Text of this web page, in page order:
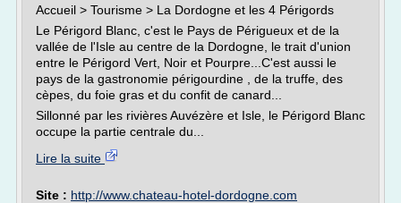
Accueil > Tourisme > La Dordogne et les 4 Périgords
Le Périgord Blanc, c'est le Pays de Périgueux et de la
vallée de l'Isle au centre de la Dordogne, le trait d'union
entre le Périgord Vert, Noir et Pourpre...C'est aussi le
pays de la gastronomie périgourdine , de la truffe, des
cèpes, du foie gras et du confit de canard...
Sillonné par les rivières Auvézère et Isle, le Périgord Blanc
occupe la partie centrale du...
Lire la suite
Site : http://www.chateau-hotel-dordogne.com